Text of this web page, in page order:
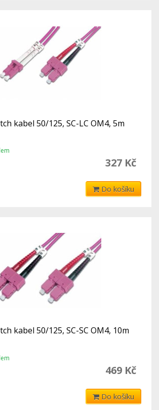
kabel 50/125, SC-LC OM4, 5m
327 Kč
Do košíku
kabel 50/125, SC-SC OM4, 10m
469 Kč
Do košíku